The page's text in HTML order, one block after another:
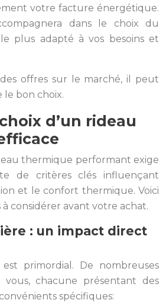
votre facture énergétique.
dans le choix du
plus adapté à vos besoins et
offres sur le marché, il peut
le bon choix.
d’un rideau
thermique performant exige
de critères clés influençant
et le confort thermique. Voici
à considérer avant votre achat.
: un impact direct
primordial. De nombreuses
vous, chacune présentant des
spécifiques: